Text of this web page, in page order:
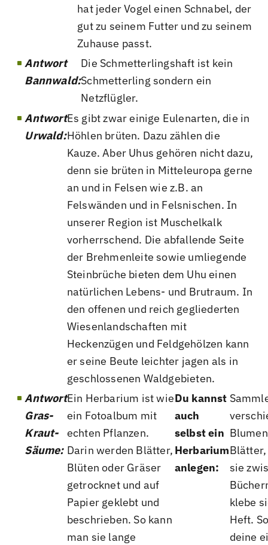
hat jeder Vogel einen Schnabel, der
gut zu seinem Futter und zu seinem
Zuhause passt.
Antwort
Bannwald:
Die Schmetterlingshaft ist kein
Schmetterling sondern ein
Netzflügler.
Antwort
Urwald:
Es gibt zwar einige Eulenarten, die in
Höhlen brüten. Dazu zählen die
Kauze. Aber Uhus gehören nicht dazu,
denn sie brüten in Mitteleuropa gerne
an und in Felsen wie z.B. an
Felswänden und in Felsnischen. In
unserer Region ist Muschelkalk
vorherrschend. Die abfallende Seite
der Brehmenleite sowie umliegende
Steinbrüche bieten dem Uhu einen
natürlichen Lebens- und Brutraum. In
den offenen und reich gegliederten
Wiesenlandschaften mit
Heckenzügen und Feldgehölzen kann
er seine Beute leichter jagen als in
geschlossenen Waldgebieten.
Antwort
Gras-
Kraut-
Säume:
Ein Herbarium ist wie
ein Fotoalbum mit
echten Pflanzen.
Darin werden Blätter,
Blüten oder Gräser
getrocknet und auf
Papier geklebt und
beschrieben. So kann
man sie lange
Du kannst
auch
selbst ein
Herbarium
anlegen:
sie
klebe
Heft.
deine